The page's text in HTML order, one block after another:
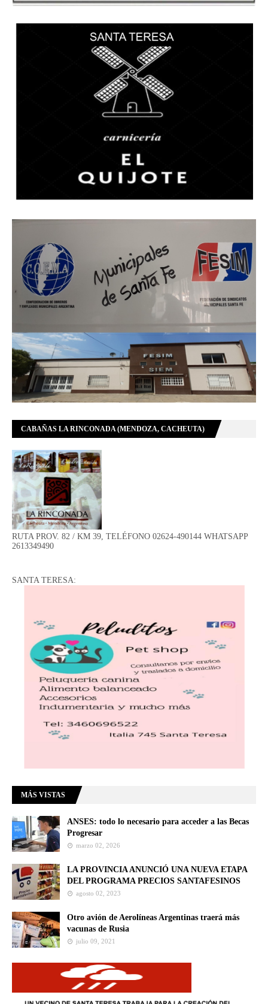
CABAÑAS LA RINCONADA (MENDOZA, CACHEUTA)
RUTA PROV. 82 / KM 39, TELÉFONO 02624-490144 WHATSAPP
2613349490
SANTA TERESA:
MÁS VISTAS
ANSES: todo lo necesario para acceder a las Becas
Progresar
marzo 02, 2026
LA PROVINCIA ANUNCIÓ UNA NUEVA ETAPA
DEL PROGRAMA PRECIOS SANTAFESINOS
agosto 02, 2023
Otro avión de Aerolíneas Argentinas traerá más
vacunas de Rusia
julio 09, 2021